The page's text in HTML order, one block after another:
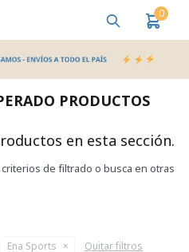
0
PRODUCTOS
en esta sección.
de filtrado o busca en otras
Ena Sports Quitar filtros
MI CUENTA
Salud